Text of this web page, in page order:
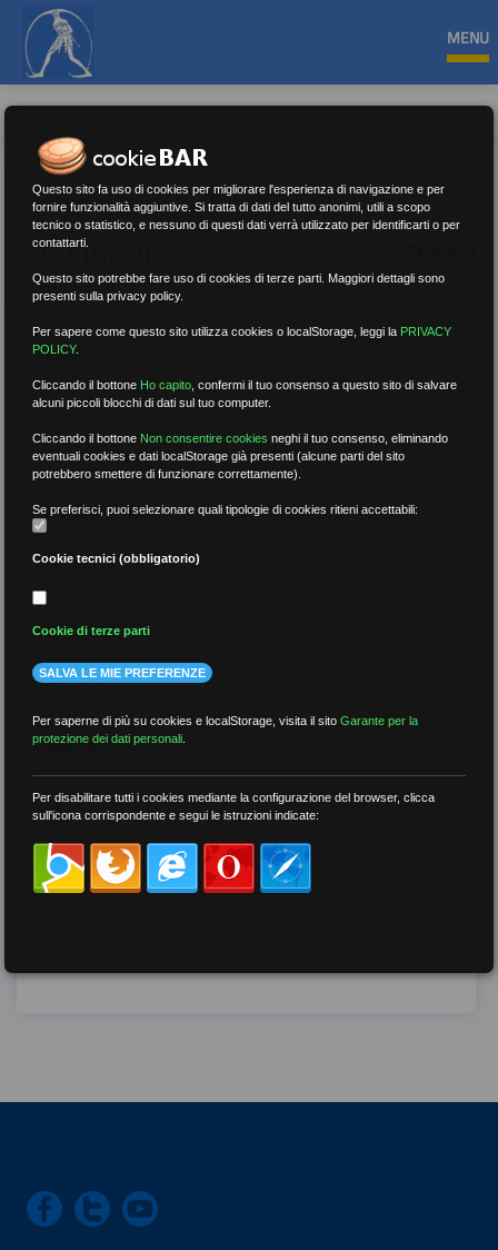
MENU
Multimedia
CERCA MULTIMEDIA:
per tipologia
Video
Gallery
Tutti
per tag
##DS ##FGU ##Gilda
##audoizioni
##autonomia
Questo sito fa uso di cookies per migliorare l'esperienza di navigazione e per
fornire funzionalità aggiuntive. Si tratta di dati del tutto anonimi, utili a scopo
tecnico o statistico, e nessuno di questi dati verrà utilizzato per identificarti o per
contattarti.
Questo sito potrebbe fare uso di cookies di terze parti. Maggiori dettagli sono
presenti sulla privacy policy.
Per sapere come questo sito utilizza cookies o localStorage, leggi la PRIVACY
POLICY.
Cliccando il bottone Ho capito,confermi il tuo consenso a questo sito di salvare
alcuni piccoli blocchi di dati sul tuo computer.
Cliccando il bottone Non consentire cookies neghi il tuo consenso, eliminando
eventuali cookies e dati localStorage già presenti (alcune parti del sito
potrebbero smettere di funzionare correttamente).
Se preferisci, puoi selezionare quali tipologie di cookies ritieni accettabili:
Cookie tecnici (obbligatorio)
Cookie di terze parti
SALVA LE MIE PREFERENZE
Per saperne di più su cookies e localStorage, visita il sitoGarante per la
protezione dei dati personali.
Per disabilitare tutti i cookies mediante la configurazione del browser, clicca
sull'icona corrispondente e segui le istruzioni indicate: